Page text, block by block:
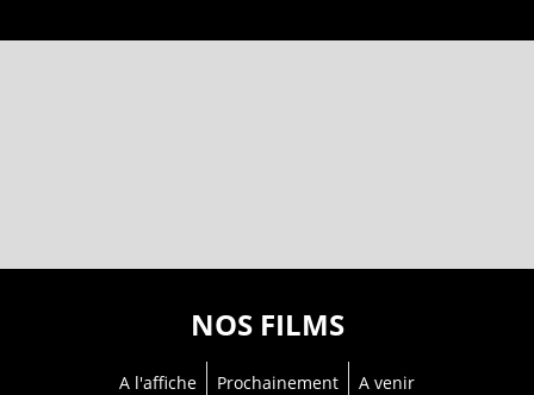
NOS FILMS
A l'affiche Prochainement A venir